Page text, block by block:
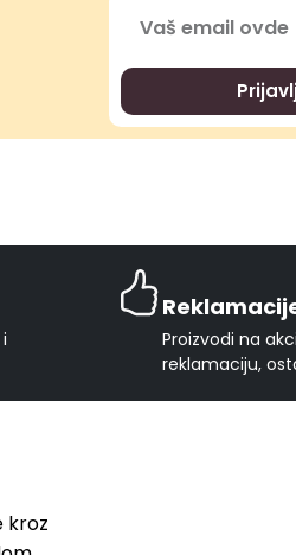
Proizvodi na
reklamaciju,
kroz